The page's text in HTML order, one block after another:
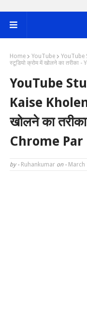
Home YouTube
YouTube
स्टूडियो क्रोम में खोलने का
YouTube
Kaise
खोलने का
Chrome Par
by - Ruhankumar on - March